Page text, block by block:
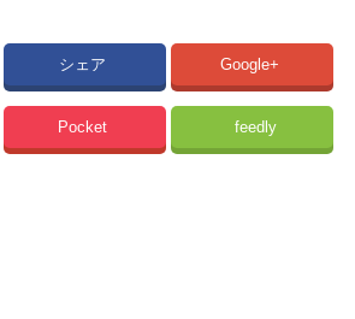
シェア Google+
Pocket feedly